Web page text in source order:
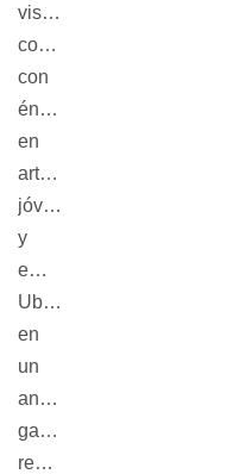
visuales
contemporáneas,
con
énfasis
en
artistas
jóvenes
y
emergentes.
Ubicado
en
un
antiguo
galpón
recuperado